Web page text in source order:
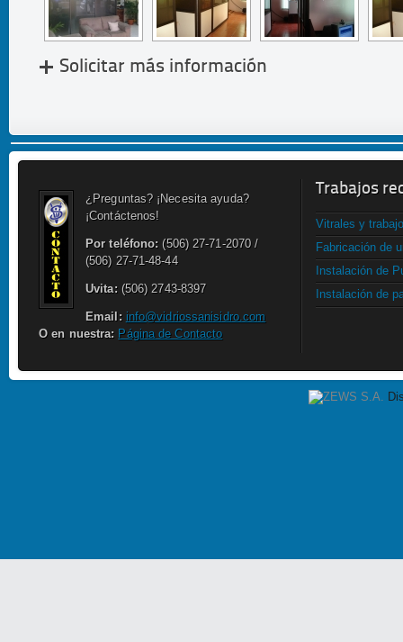
Solicitar más información
¿Preguntas? ¡Necesita ayuda?
¡Contáctenos!
Por teléfono:(506) 27-71-2070 /
(506) 27-71-48-44
Uvita:(506) 2743-8397
Email: info@vidriossanisidro.com
O en nuestra: Página de Contacto
Trabajos
Vitrales y
Fabricación de
Instalación de
Instalación de